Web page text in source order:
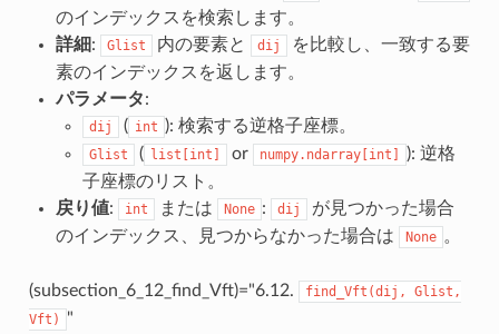
のインデックスを検索します。
詳細: Glist 内の要素と dij
を比較し、一致する要
素のインデックスを返します。
パラメータ:
dij ( int ): 検索する逆格子座標。
Glist ( list[int] or numpy.ndarray[int]
): 逆格
子座標のリスト。
戻り値: int または None : dij
が見つかった場合
のインデックス、見つからなかった場合は
None 。
(subsection_6_12_find_Vft)="6.12. find_Vft(dij,
Glist,
Vft)
"